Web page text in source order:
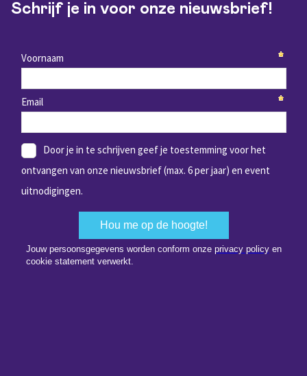
Schrijf je in voor onze nieuwsbrief!